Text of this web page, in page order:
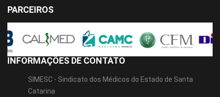
PARCEIROS
INFORMAÇÕES DE CONTATO
SIMESC - Sindicato dos Médicos do Estado de Santa
Catarina